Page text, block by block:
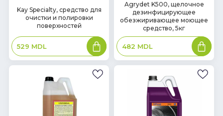
наличии
Kay Specialty, средство для
очистки и полировки
поверхностей
529 MDL
В
корзину
наличии
Agrydet K500, щелочное
дезинфицирующее
обезжиривающее моющее
средство, 5кг
482 MDL
В
корзину